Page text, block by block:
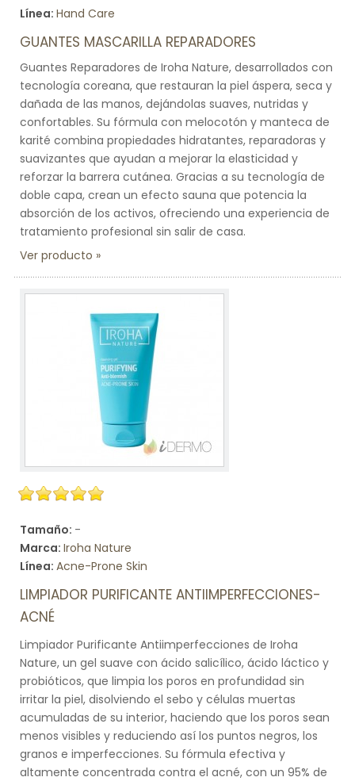
Línea: Hand Care
GUANTES MASCARILLA REPARADORES
Guantes Reparadores de Iroha Nature, desarrollados con
tecnología coreana, que restauran la piel áspera, seca y
dañada de las manos, dejándolas suaves, nutridas y
confortables. Su fórmula con melocotón y manteca de
karité combina propiedades hidratantes, reparadoras y
suavizantes que ayudan a mejorar la elasticidad y
reforzar la barrera cutánea. Gracias a su tecnología de
doble capa, crean un efecto sauna que potencia la
absorción de los activos, ofreciendo una experiencia de
tratamiento profesional sin salir de casa.
Ver producto
Tamaño: -
Marca: Iroha Nature
Línea: Acne-Prone Skin
LIMPIADOR PURIFICANTE ANTIIMPERFECCIONES-
ACNÉ
Limpiador Purificante Antiimperfecciones de Iroha
Nature, un gel suave con ácido salicílico, ácido láctico y
probióticos, que limpia los poros en profundidad sin
irritar la piel, disolviendo el sebo y células muertas
acumuladas de su interior, haciendo que los poros sean
menos visibles y reduciendo así los puntos negros, los
granos e imperfecciones. Su fórmula efectiva y
altamente concentrada contra el acné, con un 95% de